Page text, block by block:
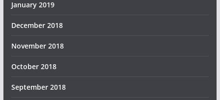
January 2019
December 2018
November 2018
October 2018
September 2018